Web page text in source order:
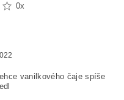
0x
vanilkového čaje spíše